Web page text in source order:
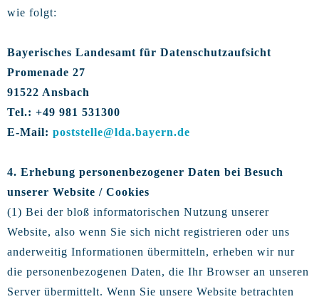
wie folgt:
Bayerisches Landesamt für Datenschutzaufsicht
Promenade 27
91522 Ansbach
Tel.: +49 981 531300
E-Mail: poststelle@lda.bayern.de
4. Erhebung personenbezogener Daten bei Besuch
unserer Website / Cookies
(1) Bei der bloß informatorischen Nutzung unserer
Website, also wenn Sie sich nicht registrieren oder uns
anderweitig Informationen übermitteln, erheben wir nur
die personenbezogenen Daten, die Ihr Browser an unseren
Server übermittelt. Wenn Sie unsere Website betrachten